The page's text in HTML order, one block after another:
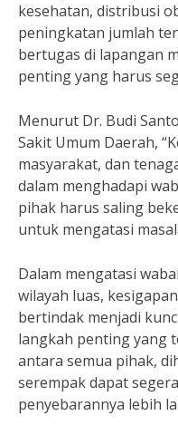
kesehatan, distribusi
peningkatan jumlah
bertugas di lapangan
penting yang harus
Menurut Dr. Budi
Sakit Umum Daerah,
masyarakat, dan
dalam menghadapi
pihak harus saling
untuk mengatasi
Dalam mengatasi
wilayah luas,
bertindak menjadi
langkah penting yang
antara semua pihak,
serempak dapat
penyebarannya lebih